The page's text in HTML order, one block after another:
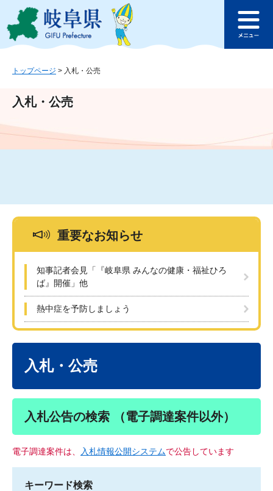
ジ
ュ
文
このページの本文へ
ュ
トップページ > 入札・公売
入札・公売
重要なお知らせ
知事記者会見「『岐阜県 みんなの健康・福祉ひろ
ば』開催」他
熱中症を予防しましょう
入札・公売
入札公告の検索 （電子調達案件以外）
電子調達案件は、 入札情報公開システムで公告しています
キーワード検索